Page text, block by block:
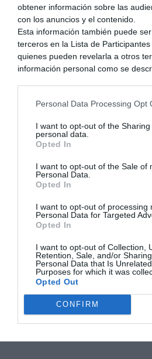
obtener información sobre las
con los anuncios y el contenido.
Esta información también puede
terceros en la Lista de
quienes pueden revelarla a otros
información personal como se
generamos contenido relevante
recopilación y uso de datos en
Privacidad.
terceros por nuestra parte, utilice
exclusión y confirme su selección.
después de que se procese su
posible que continúe viendo
basados en la información
en información personal divulgada
Puede optar por no participar en la
su información personal por parte
participantes intermedios de la IAB.
Personal Data Processing Opt
I want to opt-out of the
personal data.
Opted In
I want to opt-out of the Sale of
Personal Data.
Opted In
I want to opt-out of processing
Personal Data for Targeted
Opted In
I want to opt-out of Collection,
Retention, Sale, and/or
Personal Data that Is
Purposes for which it was
Opted Out
CONFIRM
que podamos
menudo puede ser
Sin embargo, Wind
demuestra lo
su notable estilo
aún más vibrante en
divagación
que preserva la
aspiraciones
creadas por este gran
lo tanto, se establece
inolvidable, tanto